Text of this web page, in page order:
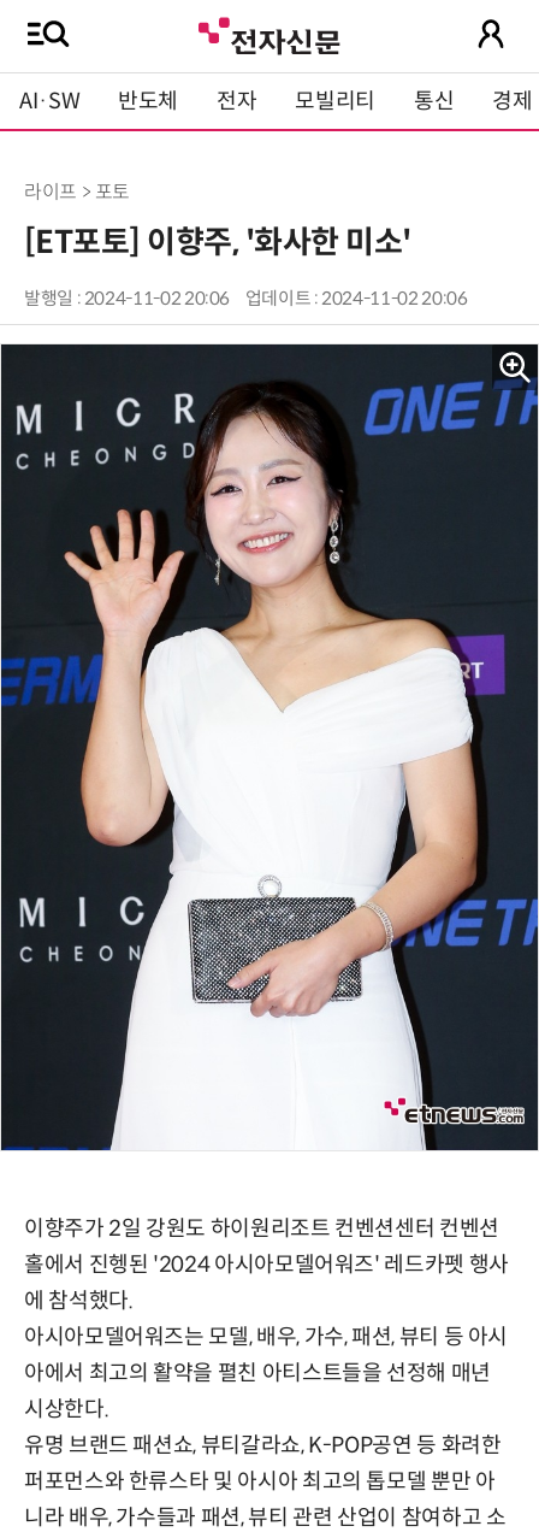
AI·SW 반도체 전자 모빌리티 통신 경제
라이프 > 포토
[ET포토] 이향주, '화사한 미소'
발행일 : 2024-11-02 20:06 업데이트 : 2024-11-02 20:06
이향주가 2일 강원도 하이원리조트 컨벤션센터 컨벤션
홀에서 진헹된 '2024 아시아모델어워즈' 레드카펫 행사
에 참석했다.
아시아모델어워즈는 모델, 배우, 가수, 패션, 뷰티 등 아시
아에서 최고의 활약을 펼친 아티스트들을 선정해 매년
시상한다.
유명 브랜드 패션쇼, 뷰티갈라쇼, K-POP공연 등 화려한
퍼포먼스와 한류스타 및 아시아 최고의 톱모델 뿐만 아
니라 배우, 가수들과 패션, 뷰티 관련 산업이 참여하고 소